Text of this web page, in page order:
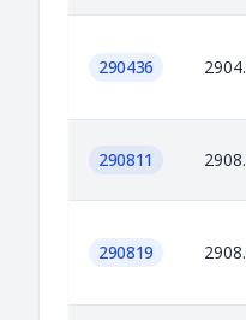
290436
290811
290819